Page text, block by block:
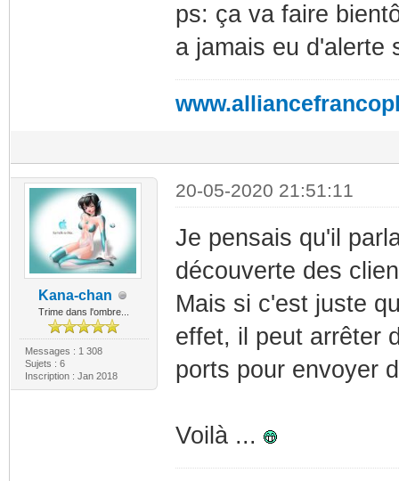
ps: ça va faire
a jamais eu d'alerte
Kana-chan
Trime dans l'ombre...
Messages : 1 308
Sujets : 6
Inscription : Jan 2018
20-05-2020 21:51:11
Je pensais qu'il
découverte des
Mais si c'est juste
effet, il peut arrêter
ports pour envoyer
Voilà ...